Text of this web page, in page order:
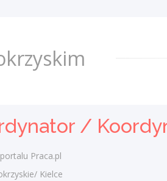
dzisiaj
ślusarz (K/M/I)
Praca.pl
Kielce